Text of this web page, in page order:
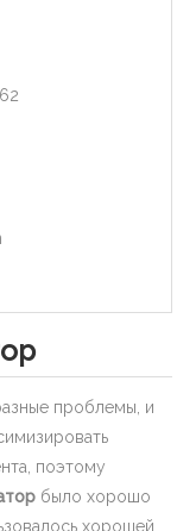
проблемы, и
поэтому
было хорошо
хорошей